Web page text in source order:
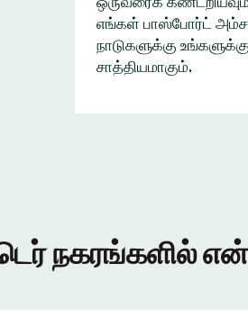
எங்கள் பாஸ்போர்ட்
நாடுகளுக்கு
சாத்தியமாகும்.
நகரங்களில்